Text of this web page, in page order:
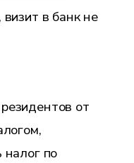
в банк не
от
по